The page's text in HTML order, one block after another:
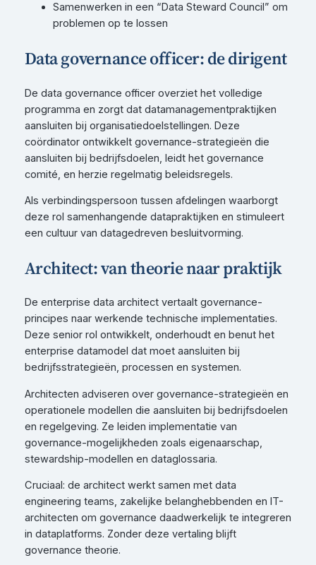
Samenwerken in een “Data Steward Council” om
problemen op te lossen
Data governance officer: de dirigent
De data governance officer overziet het volledige
programma en zorgt dat datamanagementpraktijken
aansluiten bij organisatiedoelstellingen. Deze
coördinator ontwikkelt governance-strategieën die
aansluiten bij bedrijfsdoelen, leidt het governance
comité, en herzie regelmatig beleidsregels.
Als verbindingspersoon tussen afdelingen waarborgt
deze rol samenhangende datapraktijken en stimuleert
een cultuur van datagedreven besluitvorming.
Architect: van theorie naar praktijk
De enterprise data architect vertaalt governance-
principes naar werkende technische implementaties.
Deze senior rol ontwikkelt, onderhoudt en benut het
enterprise datamodel dat moet aansluiten bij
bedrijfsstrategieën, processen en systemen.
Architecten adviseren over governance-strategieën en
operationele modellen die aansluiten bij bedrijfsdoelen
en regelgeving. Ze leiden implementatie van
governance-mogelijkheden zoals eigenaarschap,
stewardship-modellen en dataglossaria.
Cruciaal: de architect werkt samen met data
engineering teams, zakelijke belanghebbenden en IT-
architecten om governance daadwerkelijk te integreren
in dataplatforms. Zonder deze vertaling blijft
governance theorie.